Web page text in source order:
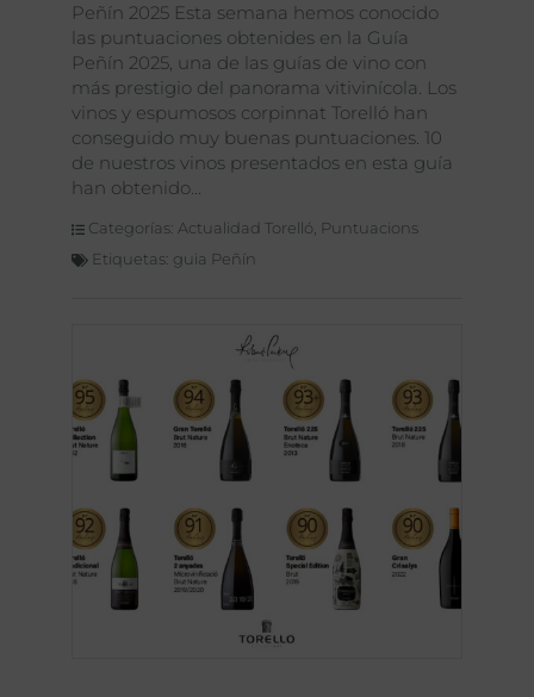
Peñín 2025 Esta semana hemos conocido
las puntuaciones obtenides en la Guía
Peñín 2025, una de las guías de vino con
más prestigio del panorama vitivinícola. Los
vinos y espumosos corpinnat Torelló han
conseguido muy buenas puntuaciones. 10
de nuestros vinos presentados en esta guía
han obtenido
Categorías: Actualidad Torelló Puntuacions
Etiquetas: guia Peñín